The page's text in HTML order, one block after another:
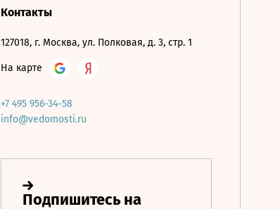
Контакты
127018, г. Москва, ул. Полковая, д. 3, стр. 1
На карте
+7 495 956-34-58
info@vedomosti.ru